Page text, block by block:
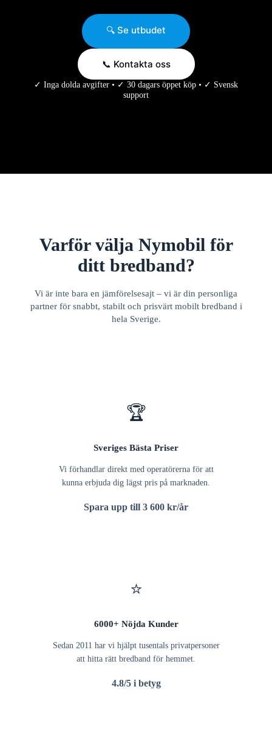
🔍 Se utbudet
📞 Kontakta oss
✓ Inga dolda avgifter • ✓ 30 dagars öppet köp • ✓ Svensk
support
Varför välja Nymobil för
ditt bredband?
Vi är inte bara en jämförelsesajt – vi är din personliga
partner för snabbt, stabilt och prisvärt mobilt bredband i
hela Sverige.
🏆
Sveriges Bästa Priser
Vi förhandlar direkt med operatörerna för att
kunna erbjuda dig lägst pris på marknaden.
Spara upp till 3 600 kr/år
⭐
6000+ Nöjda Kunder
Sedan 2011 har vi hjälpt tusentals privatpersoner
att hitta rätt bredband för hemmet.
4.8/5 i betyg